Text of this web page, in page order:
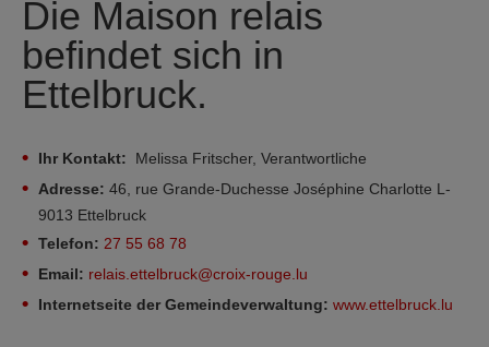
Die Maison relais
befindet sich in
Ettelbruck.
Ihr Kontakt:
Melissa Fritscher, Verantwortliche
Adresse: 46, rue Grande-Duchesse Joséphine Charlotte L-
9013 Ettelbruck
Telefon: 27 55 68 78
Email: relais.ettelbruck@croix-rouge.lu
Internetseite der Gemeindeverwaltung: www.ettelbruck.lu